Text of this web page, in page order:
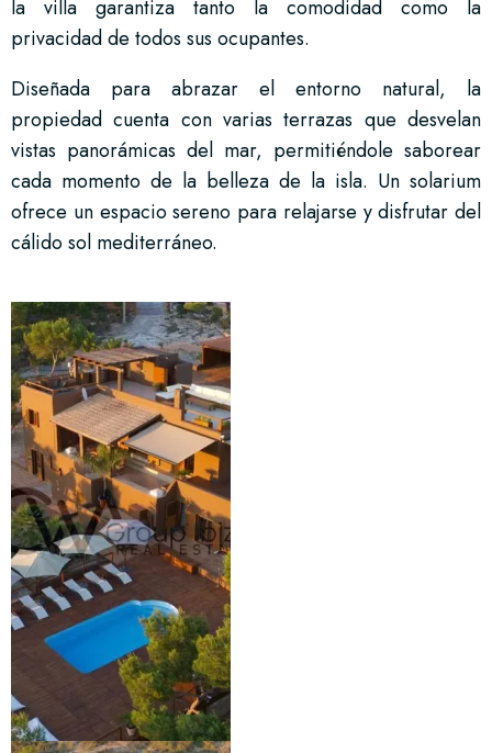
la villa garantiza tanto la comodidad como la
privacidad de todos sus ocupantes.
Diseñada para abrazar el entorno natural, la
propiedad cuenta con varias terrazas que desvelan
vistas panorámicas del mar, permitiéndole saborear
cada momento de la belleza de la isla. Un solarium
ofrece un espacio sereno para relajarse y disfrutar del
cálido sol mediterráneo.